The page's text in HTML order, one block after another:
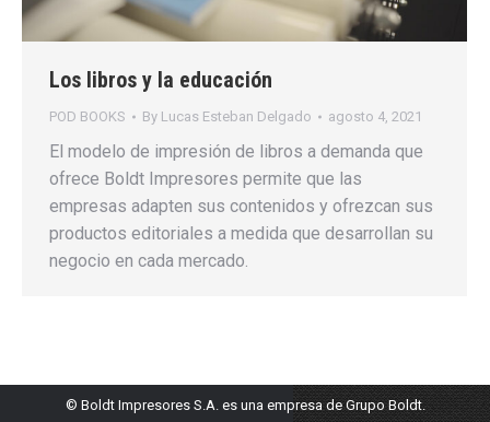
Los libros y la educación
POD BOOKS By Lucas Esteban Delgado agosto 4, 2021
El modelo de impresión de libros a demanda que
ofrece Boldt Impresores permite que las
empresas adapten sus contenidos y ofrezcan sus
productos editoriales a medida que desarrollan su
negocio en cada mercado.
© Boldt Impresores S.A. es una empresa de Grupo Boldt.